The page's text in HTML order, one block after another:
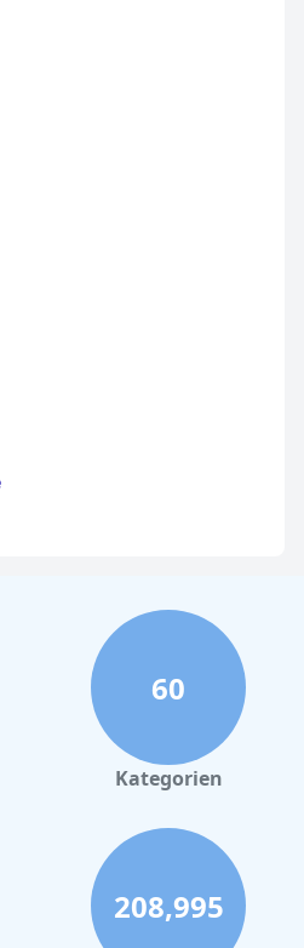
60
Kategorien
208,995